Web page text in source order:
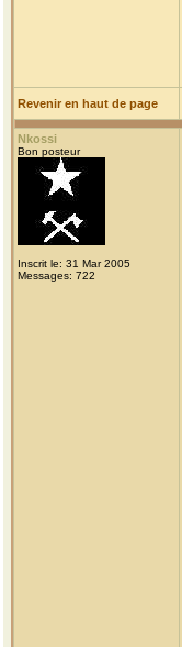
Revenir en haut de page
Nkossi
Bon posteur
Inscrit le: 31 Mar 2005
Messages: 722